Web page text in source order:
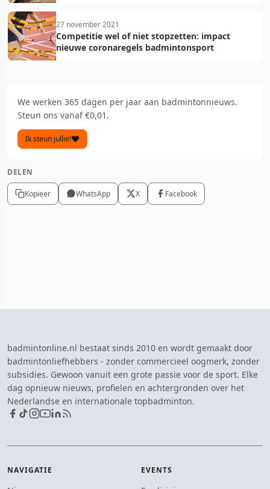
27 november 2021
Competitie wel of niet stopzetten: impact
nieuwe coronaregels badmintonsport
We werken 365 dagen per jaar aan badmintonnieuws.
Steun ons vanaf €0,01.
Ik steun jullie!
DELEN
Kopieer WhatsApp X Facebook
badmintonline.nl bestaat sinds 2010 en wordt gemaakt door
badmintonliefhebbers - zonder commercieel oogmerk, zonder
subsidies. Gewoon vanuit een grote passie voor de sport. Elke
dag opnieuw nieuws, profielen en achtergronden over het
Nederlandse en internationale topbadminton.
NAVIGATIE EVENTS